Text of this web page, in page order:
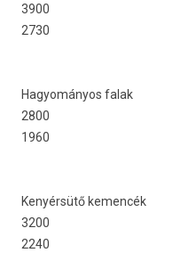
3900
2730
Hagyományos falak
2800
1960
Kenyérsütő kemen­cék
3200
2240